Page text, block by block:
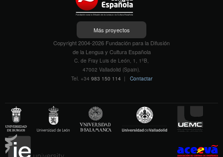
Más proyectos
Copyright 2004-2026 Fundación para la Difusión
de la Lengua y Cultura Española
C. de Fray Luis de León, 1, 1ºB,
47002 Valladolid (Spain).
Tel. +34 983 150 114 | Contactar